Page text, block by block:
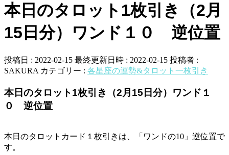
本日のタロット1枚引き（2月
15日分）ワンド１０ 逆位置
投稿日 : 2022-02-15 最終更新日時 : 2022-02-15 投稿者 :
SAKURA カテゴリー : 各星座の運勢&タロット一枚引き
本日のタロット1枚引き（2月15日分）ワンド１
０ 逆位置
本日のタロットカード１枚引きは、「ワンドの10」逆位置で
す。